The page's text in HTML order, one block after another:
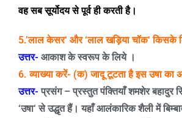
वह सब सूर्योदय से पूर्व ही करती है।
5.’लाल केसर‘ और‘लाल खड़िया चॉक‘किसके
उत्तर- आकाश के स्वरूप के लिये ।
6.व्याख्या करें- (क) जादू टूटता है इस उषा का
उत्तर-प्रसंग – प्रस्तुत पंक्तियाँ शमशेर बहादुर
‘उषा‘से उद्धृत हैं। यहाँ आलंकारिक शैली में